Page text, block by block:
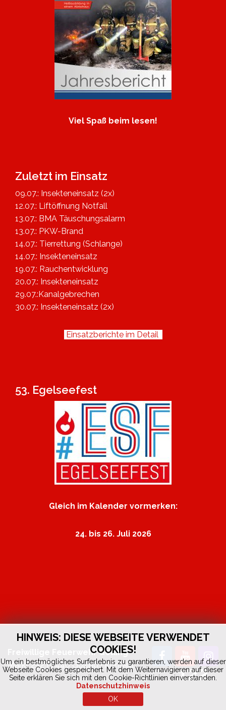
Viel Spaß beim lesen!
Zuletzt im Einsatz
09.07.: Insekteneinsatz (2x)
12.07.: Liftöffnung Notfall
13.07.: BMA Täuschungsalarm
13.07.: PKW-Brand
14.07.: Tierrettung (Schlange)
14.07.: Insekteneinsatz
19.07.: Rauchentwicklung
20.07.: Insekteneinsatz
29.07.:Kanalgebrechen
30.07.: Insekteneinsatz (2x)
Einsatzberichte im Detail
53. Egelseefest
Gleich im Kalender vormerken:
24. bis 26. Juli 2026
HINWEIS: DIESE WEBSEITE VERWENDET
COOKIES!
Um ein bestmögliches Surferlebnis zu garantieren, werden auf dieser
Webseite Cookies gespeichert. Mit dem Weiternavigieren auf dieser
Seite erklären Sie sich mit den Cookie-Richtlinien einverstanden.
Datenschutzhinweis
OK
Freiwillige Feuerwehr Golling
Markt 252 | 5440 Golling |Kontakt 122
byfedia.at